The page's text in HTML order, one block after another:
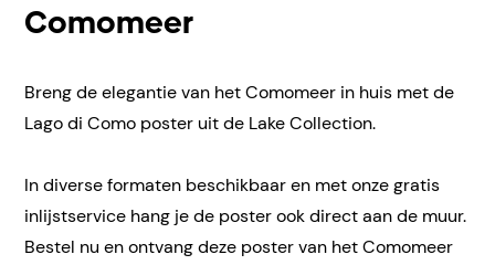
Comomeer
Breng de elegantie van het Comomeer in huis met de
Lago di Como poster uit de Lake Collection.
In diverse formaten beschikbaar en met onze gratis
inlijstservice hang je de poster ook direct aan de muur.
Bestel nu en ontvang deze poster van het Comomeer